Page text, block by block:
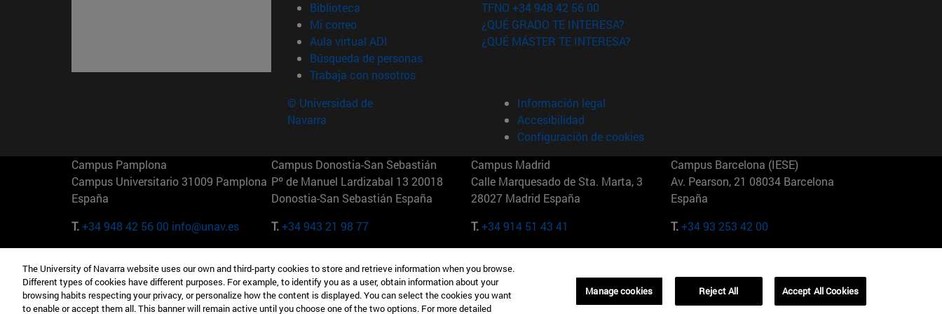
Biblioteca (abre en nueva ventana)
Mi correo(abre en nueva ventana)
Aula virtual ADI (abre en nueva ventana)
Búsqueda de personas(abre en nueva ventana)
Trabaja con nosotros(abre en nueva ventana)
TFNO +34 948 42 56 00
¿QUÉ GRADO TE INTERESA?
¿QUÉ MÁSTER TE INTERESA?
© Universidad de
Navarra
Información legal
Accesibilidad
Configuración de cookies
Campus Pamplona
Campus Universitario 31009 Pamplona
España
T.+34 948 42 56 00 info@unav.es
Campus Donostia-San Sebastián
Pº de Manuel Lardizabal 13 20018
Donostia-San Sebastián España
T.+34 943 21 98 77
Campus Madrid
Calle Marquesado de Sta. Marta, 3
28027 Madrid España
T.+34 914 51 43 41
Campus Barcelona (IESE)
Av. Pearson, 21 08034 Barcelona
España
T.+34 93 253 42 00
Camino del Cerro Águila 3 28023
Madrid España
165 W 57th St 10019-2201 Nueva York
EE.UU
Maria-Theresia-Straße 15 81675
Múnich Alemania
01321001 Bela Vista Brasil
The University of Navarra website uses our own and third-party cookies to store and retrieve information when you browse.
Different types of cookies have different purposes. For example, to identify you as a user, obtain information about your
browsing habits respecting your privacy, or personalize how the content is displayed. You can select the cookies you want
to enable or accept them all. This banner will remain active until you choose one of the two options. For more detailed
Manage cookies Reject All Accept All Cookies